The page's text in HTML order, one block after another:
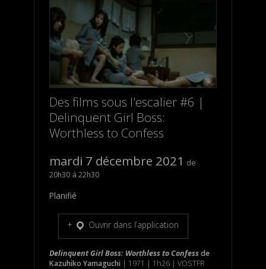
Des films sous l'escalier #6 |
Delinquent Girl Boss:
Worthless to Confess
mardi 7 décembre 2021
20h30 22h30
Planifié
Ouvrir dans l’application
Delinquent Girl Boss: Worthless to Confessde
Kazuhiko Yamaguchi | 1971 | 1h26 | VOSTFR